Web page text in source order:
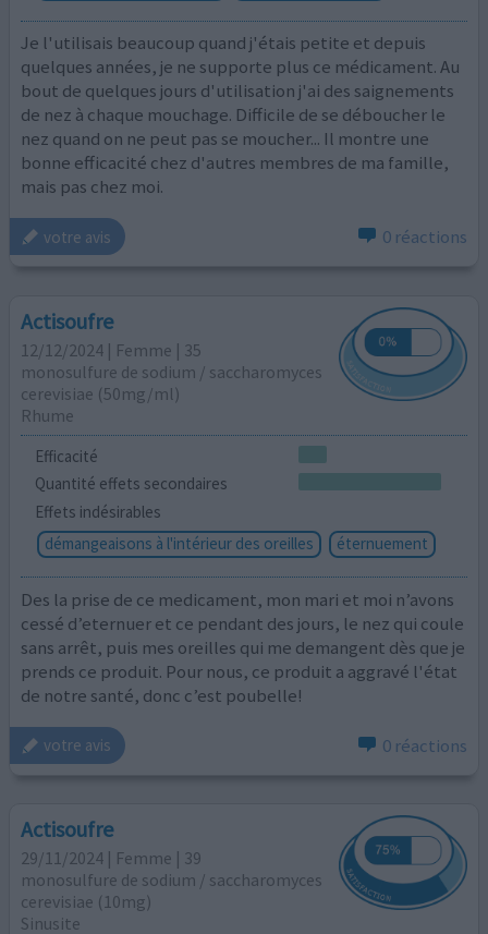
Je l'utilisais beaucoup quand j'étais petite et depuis
quelques années, je ne supporte plus ce médicament. Au
bout de quelques jours d'utilisation j'ai des saignements
de nez à chaque mouchage. Difficile de se déboucher le
nez quand on ne peut pas se moucher... Il montre une
bonne efficacité chez d'autres membres de ma famille,
mais pas chez moi.
votre avis 0 réactions
Actisoufre
12/12/2024 | Femme | 35
monosulfure de sodium / saccharomyces
cerevisiae (50mg/ml)
Rhume
Efficacité
Quantité effets secondaires
Effets indésirables
démangeaisons à l'intérieur des oreilles
éternuement
Des la prise de ce medicament, mon mari et moi n’avons
cessé d’eternuer et ce pendant des jours, le nez qui coule
sans arrêt, puis mes oreilles qui me demangent dès que je
prends ce produit. Pour nous, ce produit a aggravé l'état
de notre santé, donc c’est poubelle!
votre avis 0 réactions
Actisoufre
29/11/2024 | Femme | 39
monosulfure de sodium / saccharomyces
cerevisiae (10mg)
Sinusite